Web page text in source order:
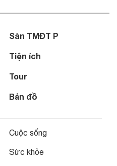
Sàn TMĐT P
Tiện ích
Tour
Bản đồ
Cuộc sống
Sức khỏe